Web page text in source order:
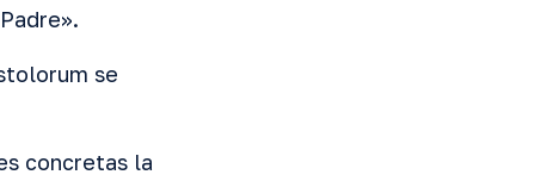
se
concretas la